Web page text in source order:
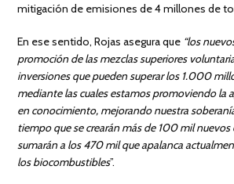
mitigación de emisiones de 4 millones de
En ese sentido, Rojas asegura que “los
promoción de las mezclas superiores
inversiones que pueden superar los 1.000
mediante las cuales estamos promoviendo la
en conocimiento, mejorando nuestra
tiempo que se crearán más de 100 mil nuevos
sumarán a los 470 mil que apalanca
los biocombustibles”.